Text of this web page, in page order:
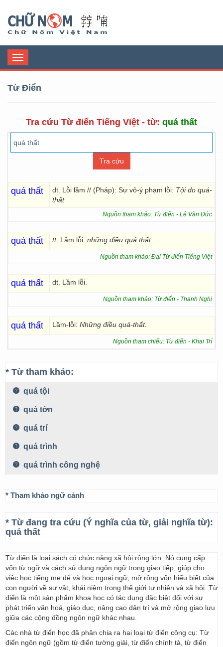
Toggle
navigation
Từ Điển
Tra cứu Từ điển Tiếng Việt - từ: quá thất
quá thất dt. Lỗi lầm // (Pháp): Sự vô-ý phạm lỗi: Tội do quá-
thất
Nguồn tham khảo: Từ điển - Lê Văn Đức
quá thất tt. Lầm lỗi: những điều quá thất.
Nguồn tham khảo: Đại Từ điển Tiếng Việt
quá thất dt. Lầm lỗi.
Nguồn tham khảo: Từ điển - Thanh Nghị
quá thất Lầm-lỗi: Những điều quá-thất.
Nguồn tham chiếu: Từ điển - Khai Trí
* Từ tham khảo:
quá tội
quá tớn
quá trí
quá trình
quá trình công nghệ
* Tham khảo ngữ cảnh
* Từ đang tra cứu (Ý nghĩa của từ, giải nghĩa từ):
quá thất
Từ điển là loại sách có chức năng xã hội rộng lớn. Nó cung cấp
vốn từ ngữ và cách sử dụng ngôn ngữ trong giao tiếp, giúp cho
việc học tiếng mẹ đẻ và học ngoại ngữ, mở rộng vốn hiểu biết của
con người về sự vật, khái niệm trong thế giới tự nhiên và xã hội. Từ
điển là một sản phẩm khoa học có tác dụng đặc biệt đối với sự
phát triển văn hoá, giáo dục, nâng cao dân trí và mở rộng giao lưu
giữa các cộng đồng ngôn ngữ khác nhau.
Các nhà từ điển học đã phân chia ra hai loại từ điển công cụ: Từ
điển ngôn ngữ (gồm từ điển tường giải, từ điển chính tả, từ điển